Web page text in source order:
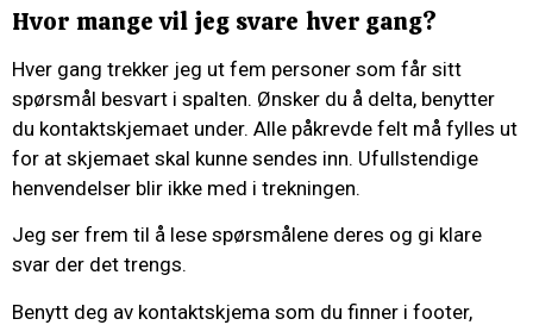
Hvor mange vil jeg svare hver gang?
Hver gang trekker jeg ut fem personer som får sitt
spørsmål besvart i spalten. Ønsker du å delta, benytter
du kontaktskjemaet under. Alle påkrevde felt må fylles ut
for at skjemaet skal kunne sendes inn. Ufullstendige
henvendelser blir ikke med i trekningen.
Jeg ser frem til å lese spørsmålene deres og gi klare
svar der det trengs.
Benytt deg av kontaktskjema som du finner i footer,